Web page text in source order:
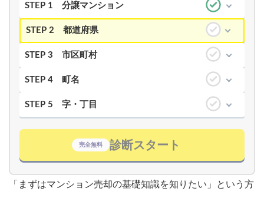
STEP 1 分譲マンション
STEP 2 都道府県
STEP 3 市区町村
STEP 4 町名
STEP 5 字・丁目
完全無料 診断スタート
「まずはマンション売却の基礎知識を知りたい」という方